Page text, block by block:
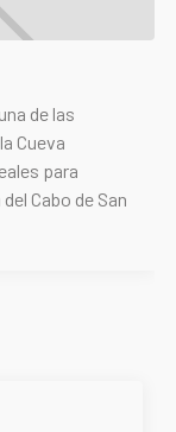
de las
Cueva
para
Cabo de San